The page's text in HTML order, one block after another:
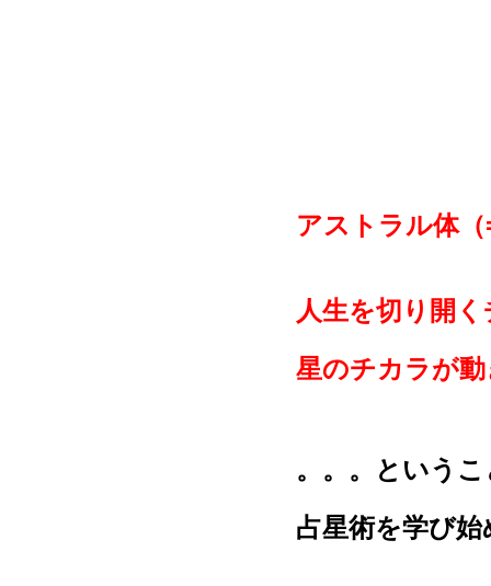
アストラル体
人生を切り開
星のチカラが
。。。という
占星術を学び